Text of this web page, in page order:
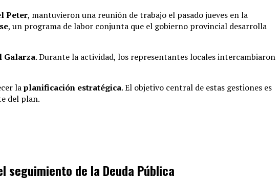
Peter, mantuvieron una reunión de trabajo el pasado jueves en la
, un programa de labor conjunta que el gobierno provincial desarrolla
Galarza.Durante la actividad, los representantes locales intercambiaron
laplanificación estratégica.El objetivo central de estas gestiones es
del plan.
seguimiento de la Deuda Pública